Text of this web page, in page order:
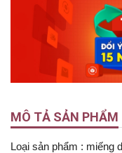
MÔ TẢ SẢN PHẨM
Loại sản phẩm : miếng